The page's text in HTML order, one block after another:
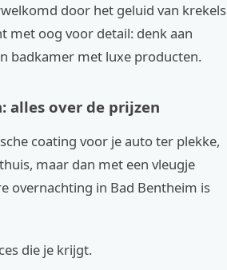
door het geluid van krekels
met oog voor detail: denk aan
badkamer met luxe producten.
alles over de prijzen
coating voor je auto ter plekke,
maar dan met een vleugje
overnachting in Bad Bentheim is
die je krijgt.